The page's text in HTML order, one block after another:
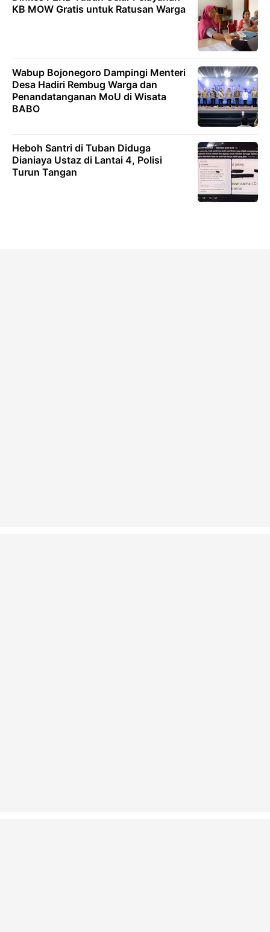
KB MOW Gratis untuk Ratusan Warga
Wabup Bojonegoro Dampingi Menteri
Desa Hadiri Rembug Warga dan
Penandatanganan MoU di Wisata
BABO
Heboh Santri di Tuban Diduga
Dianiaya Ustaz di Lantai 4, Polisi
Turun Tangan